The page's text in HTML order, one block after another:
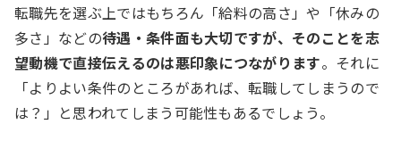
転職先を選ぶ上ではもちろん「給料の高さ」や「休みの
多さ」などの待遇・条件面も大切ですが、そのことを志
望動機で直接伝えるのは悪印象につながります。それに
「よりよい条件のところがあれば、転職してしまうので
は？」と思われてしまう可能性もあるでしょう。